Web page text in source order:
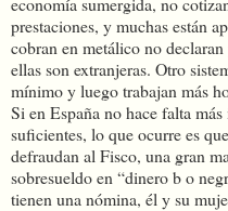
prestaciones, y muchas están
cobran en metálico no
ellas son extranjeras. Otro
mínimo y luego trabajan más
Si en España no hace falta
suficientes, lo que ocurre es
defraudan al Fisco, una gran
sobresueldo en “dinero b o
tienen una nómina, él y su